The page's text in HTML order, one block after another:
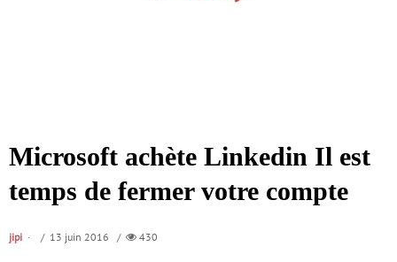
Microsoft achète Linkedin Il est
temps de fermer votre compte
jipi / 13 juin 2016 / 430